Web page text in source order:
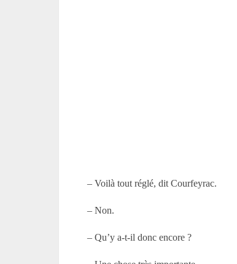
– Voilà tout réglé, dit Courfeyrac.
– Non.
– Qu’y a-t-il donc encore ?